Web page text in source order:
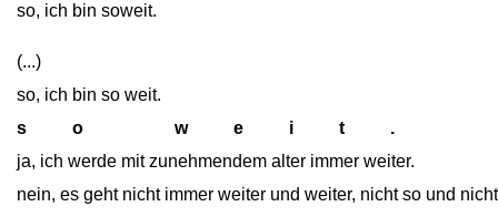
so, ich bin soweit.
(...)
so, ich bin so weit.
s
o wclose e i t
.
ja, ich werde mit zunehmendem alter immer weiter.
nein, es geht nicht immer weiter und weiter, nicht so und